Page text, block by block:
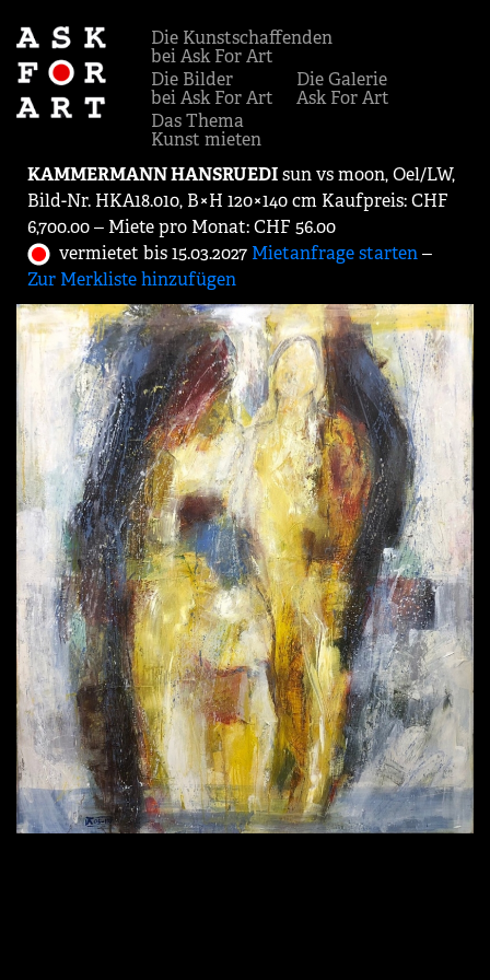
Die Kunstschaffenden
bei Ask For Art
Die Bilder
bei Ask For Art
Die Galerie
Ask For Art
Das Thema
Kunst mieten
KAMMERMANN HANSRUEDIsun vs moon, Oel/LW,
Bild-Nr. HKA18.010, B×H 120×140 cm Kaufpreis: CHF
6,700.00 ‒ Miete pro Monat: CHF 56.00
vermietet bis 15.03.2027 Mietanfrage starten‒
Zur Merkliste hinzufügen